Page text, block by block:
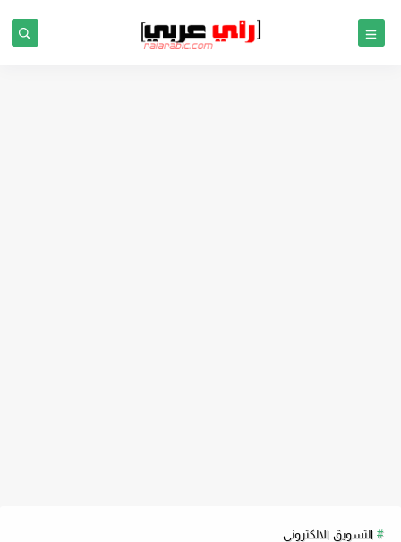
التسويق الالكترونى